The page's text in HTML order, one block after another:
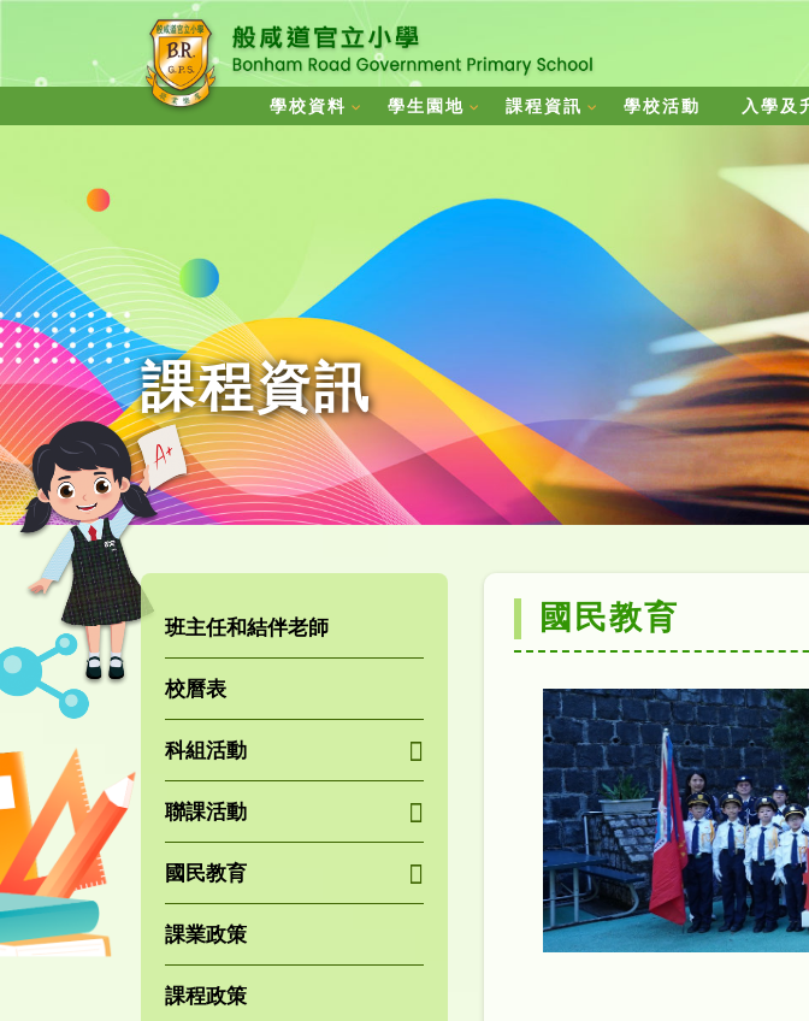
學校資料 學生園地 課程資訊 學校活動 入學及
課程資訊
班主任和結伴老師
校曆表
科組活動
聯課活動
國民教育
課業政策
課程政策
國民教育